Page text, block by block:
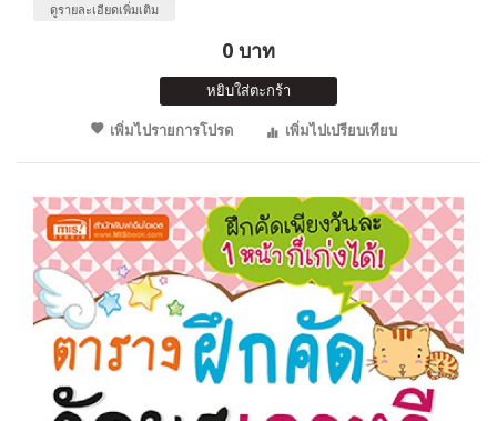
ดูรายละเอียดเพิ่มเติม
0 บาท
หยิบใส่ตะกร้า
เพิ่มไปรายการโปรด
เพิ่มไปเปรียบเทียบ